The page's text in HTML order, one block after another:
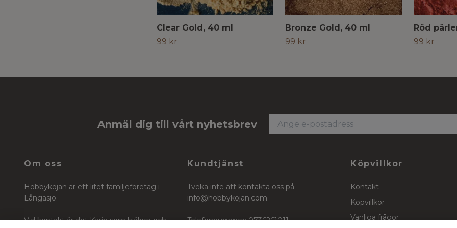
Clear Gold, 40 ml
99 kr
Bronze Gold, 40 ml
99 kr
Röd
99 kr
Anmäl dig till vårt nyhetsbrev
Om oss
Hobbykojan är ett litet familjeföretag i
Långasjö.
Vid kontakt är det Karin som hjälper och
Kundtjänst
Tveka inte att kontakta oss på
info@hobbykojan.com
Telefonnummer: 0736261011
Köpvillkor
Kontakt
Köpvillkor
Vanliga frågor